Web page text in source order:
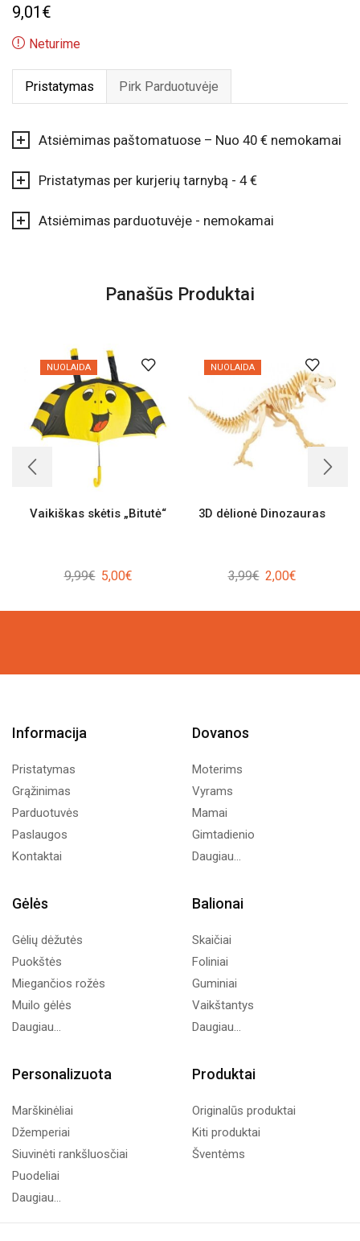
9,01 €
Neturime
Pristatymas Pirk Parduotuvėje
Atsiėmimas paštomatuose – Nuo 40 € nemokamai
Pristatymas per kurjerių tarnybą - 4 €
Atsiėmimas parduotuvėje - nemokamai
Panašūs Produktai
NUOLAIDA
Vaikiškas skėtis „Bitutė“
9,99€ Original
was:
5,00€Current
is:
NUOLAIDA
3D dėlionė Dinozauras
3,99€ Original
was:
2,00€Current
is:
Informacija
Pristatymas
Grąžinimas
Parduotuvės
Paslaugos
Kontaktai
Dovanos
Moterims
Vyrams
Mamai
Gimtadienio
Daugiau...
Gėlės
Gėlių dėžutės
Puokštės
Miegančios rožės
Muilo gėlės
Daugiau...
Balionai
Skaičiai
Foliniai
Guminiai
Vaikštantys
Daugiau...
Personalizuota
Marškinėliai
Džemperiai
Siuvinėti rankšluosčiai
Puodeliai
Daugiau...
Produktai
Originalūs produktai
Kiti produktai
Šventėms